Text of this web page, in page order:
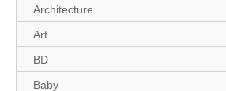
Architecture
Art
BD
Baby